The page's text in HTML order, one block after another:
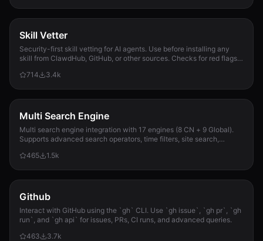
Skill Vetter
Security-first skill vetting for AI agents. Use before installing any
skill from ClawdHub, GitHub, or other sources. Checks for red flags,
714
3.4k
Multi Search Engine
Multi search engine integration with 17 engines (8 CN + 9 Global).
Supports advanced search operators, time filters, site search,
required.
465 1.5k
Github
Interact with GitHub using the `gh` CLI. Use `gh issue`, `gh pr`, `gh
run`, and `gh api` for issues, PRs, CI runs, and advanced queries.
463
3.7k